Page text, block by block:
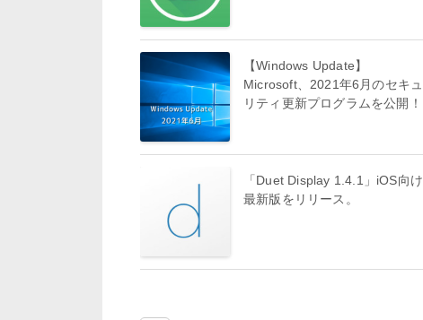
【Windows Update】
Microsoft、2021年6月のセキュ
リティ更新プログラムを公開！
「Duet Display 1.4.1」iOS向け
最新版をリリース。